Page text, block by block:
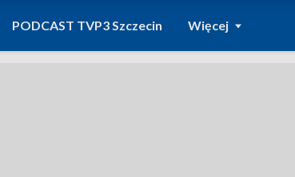
PODCAST TVP3 Szczecin Więcej